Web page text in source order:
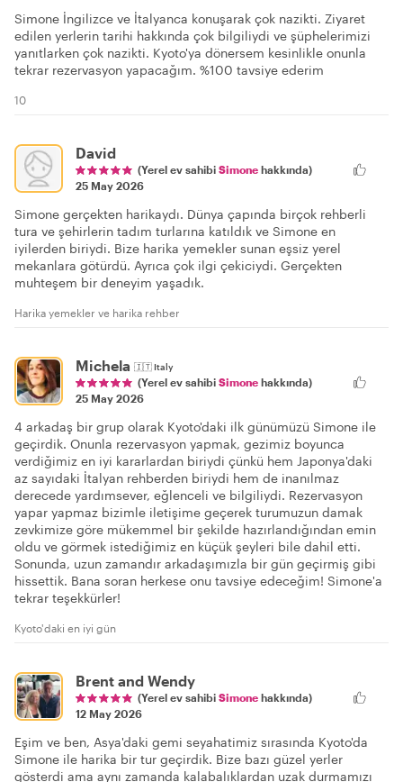
Simone İngilizce ve İtalyanca konuşarak çok nazikti. Ziyaret
edilen yerlerin tarihi hakkında çok bilgiliydi ve şüphelerimizi
yanıtlarken çok nazikti. Kyoto'ya dönersem kesinlikle onunla
tekrar rezervasyon yapacağım. %100 tavsiye ederim
10
David
(Yerel ev sahibi Simone hakkında)
25 May 2026
Simone gerçekten harikaydı. Dünya çapında birçok rehberli
tura ve şehirlerin tadım turlarına katıldık ve Simone en
iyilerden biriydi. Bize harika yemekler sunan eşsiz yerel
mekanlara götürdü. Ayrıca çok ilgi çekiciydi. Gerçekten
muhteşem bir deneyim yaşadık.
Harika yemekler ve harika rehber
Michela 🇮🇹Italy
(Yerel ev sahibi Simone hakkında)
25 May 2026
4 arkadaş bir grup olarak Kyoto'daki ilk günümüzü Simone ile
geçirdik. Onunla rezervasyon yapmak, gezimiz boyunca
verdiğimiz en iyi kararlardan biriydi çünkü hem Japonya'daki
az sayıdaki İtalyan rehberden biriydi hem de inanılmaz
derecede yardımsever, eğlenceli ve bilgiliydi. Rezervasyon
yapar yapmaz bizimle iletişime geçerek turumuzun damak
zevkimize göre mükemmel bir şekilde hazırlandığından emin
oldu ve görmek istediğimiz en küçük şeyleri bile dahil etti.
Sonunda, uzun zamandır arkadaşımızla bir gün geçirmiş gibi
hissettik. Bana soran herkese onu tavsiye edeceğim! Simone'a
tekrar teşekkürler!
Kyoto'daki en iyi gün
Brent and Wendy
(Yerel ev sahibi Simone hakkında)
12 May 2026
Eşim ve ben, Asya'daki gemi seyahatimiz sırasında Kyoto'da
Simone ile harika bir tur geçirdik. Bize bazı güzel yerler
gösterdi ama aynı zamanda kalabalıklardan uzak durmamızı